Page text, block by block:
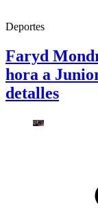
Deportes
Faryd
hora a
detalles